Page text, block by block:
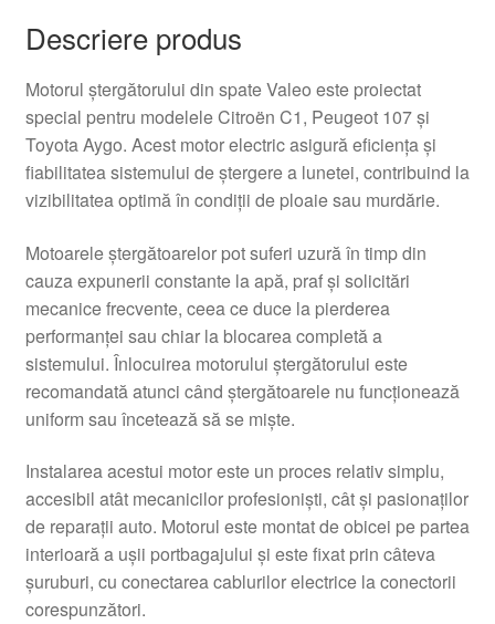
Descriere produs
Motorul ştergătorului din spate Valeo este proiectat
special pentru modelele Citroën C1, Peugeot 107 şi
Toyota Aygo. Acest motor electric asigură eficienţa şi
fiabilitatea sistemului de ştergere a lunetei, contribuind la
vizibilitatea optimă în condiţii de ploaie sau murdărie.
Motoarele ştergătoarelor pot suferi uzură în timp din
cauza expunerii constante la apă, praf şi solicitări
mecanice frecvente, ceea ce duce la pierderea
performanţei sau chiar la blocarea completă a
sistemului. Înlocuirea motorului ştergătorului este
recomandată atunci când ştergătoarele nu funcţionează
uniform sau încetează să se mişte.
Instalarea acestui motor este un proces relativ simplu,
accesibil atât mecanicilor profesionişti, cât şi pasionaţilor
de reparaţii auto. Motorul este montat de obicei pe partea
interioară a uşii portbagajului şi este fixat prin câteva
şuruburi, cu conectarea cablurilor electrice la conectorii
corespunzători.